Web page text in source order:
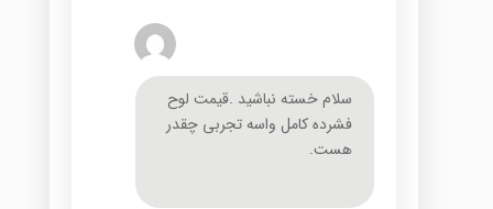
سلام خسته نباشید .قیمت لوح
فشرده کامل واسه تجربی چقدر
هست.